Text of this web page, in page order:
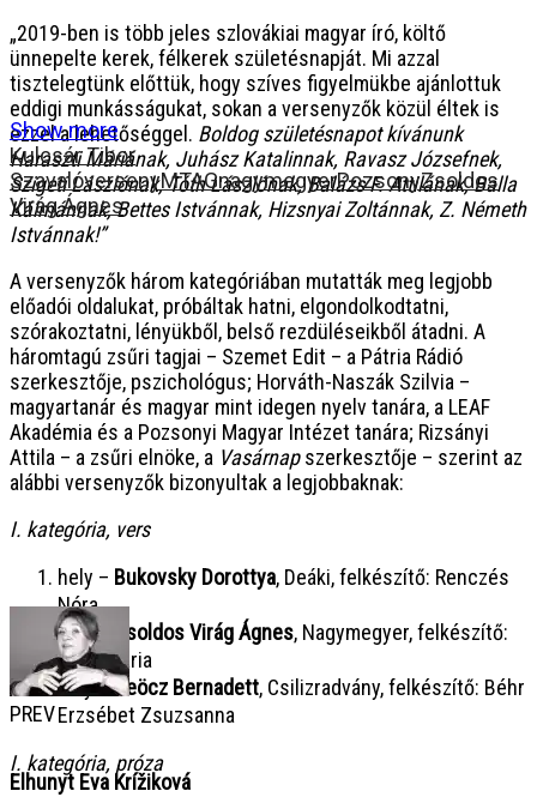
„2019-ben is több jeles szlovákiai magyar író, költő
ünnepelte kerek, félkerek születésnapját. Mi azzal
tisztelegtünk előttük, hogy szíves figyelmükbe ajánlottuk
eddigi munkásságukat, sokan a versenyzők közül éltek is
ezzel a lehetőséggel. Boldog születésnapot kívánunk
Haraszti Máriának, Juhász Katalinnak, Ravasz Józsefnek,
Szigeti Lászlónak, Tóth Lászlónak, Balázs F. Attilának, Balla
Kálmánnak, Bettes Istvánnak, Hizsnyai Zoltánnak, Z. Németh
Istvánnak!”
A versenyzők három kategóriában mutatták meg legjobb
előadói oldalukat, próbáltak hatni, elgondolkodtatni,
szórakoztatni, lényükből, belső rezdüléseikből átadni. A
háromtagú zsűri tagjai – Szemet Edit – a Pátria Rádió
szerkesztője, pszichológus; Horváth-Naszák Szilvia –
magyartanár és magyar mint idegen nyelv tanára, a LEAF
Akadémia és a Pozsonyi Magyar Intézet tanára; Rizsányi
Attila – a zsűri elnöke, a Vasárnapszerkesztője – szerint az
alábbi versenyzők bizonyultak a legjobbaknak:
I. kategória, vers
hely – Bukovsky Dorottya, Deáki, felkészítő: Renczés
Nóra
hely –
Zsoldos Virág Ágnes, Nagymegyer, felkészítő:
Méry Mária
hely –Peöcz Bernadett, Csilizradvány, felkészítő: Béhr
Erzsébet Zsuzsanna
I. kategória, próza
Show more
Kulcsár Tibor
SzavalóversenyMTAGnagymegyerPozsonyZsoldos
Virág Ágnes
PREV
Elhunyt Eva Krížiková